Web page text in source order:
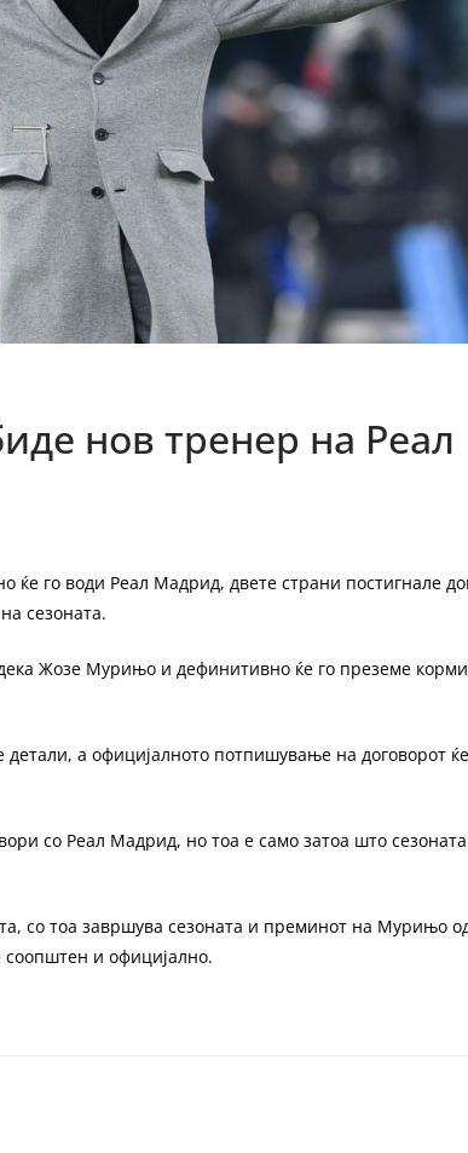
нов тренер на Реал
го води Реал Мадрид, двете страни постигнале
сезоната.
Жозе Мурињо и дефинитивно ќе го преземе
детали, а официјалното потпишување на договорот
со Реал Мадрид, но тоа е само затоа што
со тоа завршува сезоната и преминот на Мурињо
и официјално.